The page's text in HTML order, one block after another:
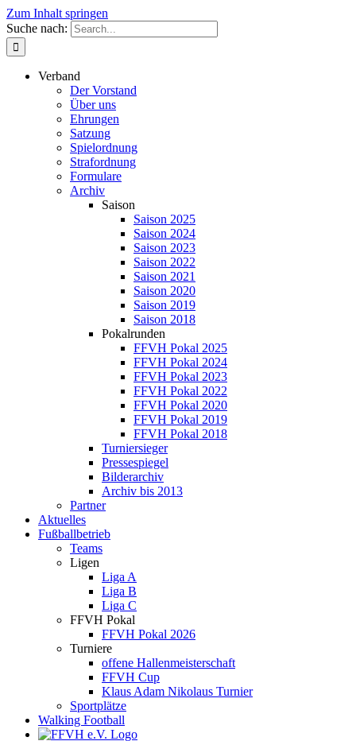
Zum Inhalt springen
Suche nach:
Verband
Der Vorstand
Über uns
Ehrungen
Satzung
Spielordnung
Strafordnung
Formulare
Archiv
Saison
Saison 2025
Saison 2024
Saison 2023
Saison 2022
Saison 2021
Saison 2020
Saison 2019
Saison 2018
Pokalrunden
FFVH Pokal 2025
FFVH Pokal 2024
FFVH Pokal 2023
FFVH Pokal 2022
FFVH Pokal 2020
FFVH Pokal 2019
FFVH Pokal 2018
Turniersieger
Pressespiegel
Bilderarchiv
Archiv bis 2013
Partner
Aktuelles
Fußballbetrieb
Teams
Ligen
Liga A
Liga B
Liga C
FFVH Pokal
FFVH Pokal 2026
Turniere
offene Hallenmeisterschaft
FFVH Cup
Klaus Adam Nikolaus Turnier
Sportplätze
Walking Football